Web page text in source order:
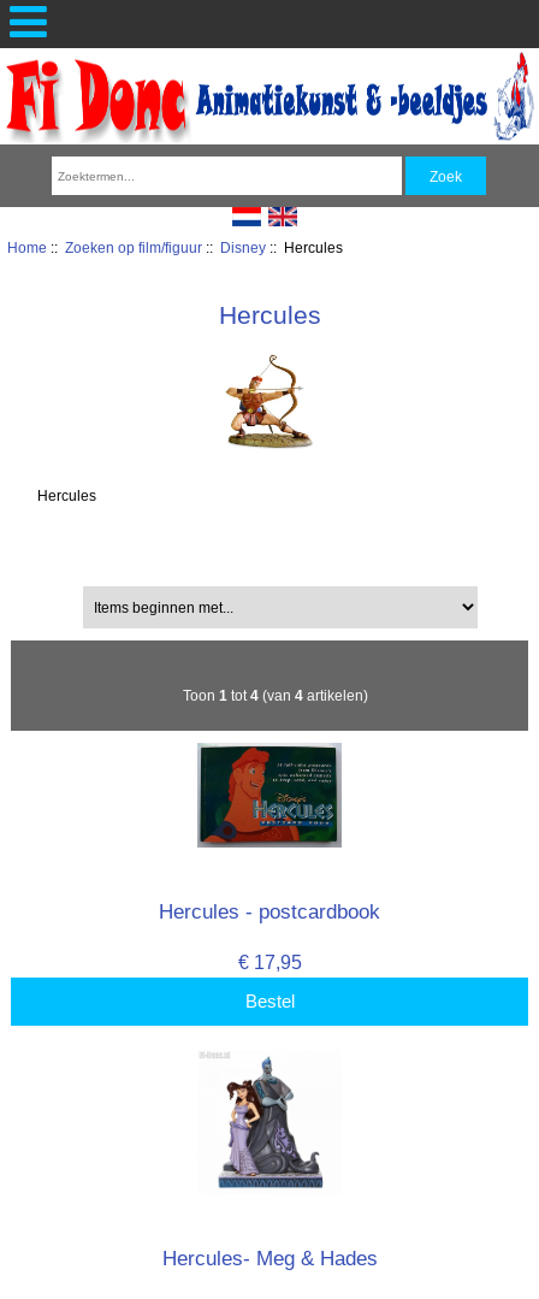
Home :: Zoeken op film/figuur:: Disney:: Hercules
Hercules
Hercules
Items beginnen met...
Toon 1 tot 4 (van 4 artikelen)
Hercules - postcardbook
€ 17,95
Bestel
Hercules- Meg & Hades